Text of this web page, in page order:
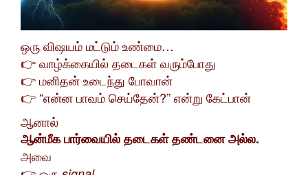
ஒரு விஷயம் மட்டும் உண்மை…
👉 வாழ்க்கையில் தடைகள் வரும்போது
👉 மனிதன் உடைந்து போவான்
👉 “என்ன பாவம் செய்தேன்?” என்று கேட்பான்
ஆனால்
ஆன்மீக பார்வையில் தடைகள் தண்டனை அல்ல.
அவை